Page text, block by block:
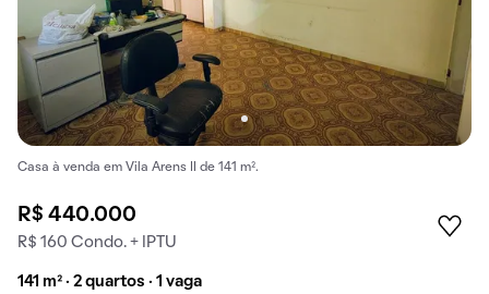
Casa à venda em Vila Arens II de 141 m².
R$ 440.000
R$ 160 Condo. + IPTU
141 m² · 2 quartos · 1 vaga